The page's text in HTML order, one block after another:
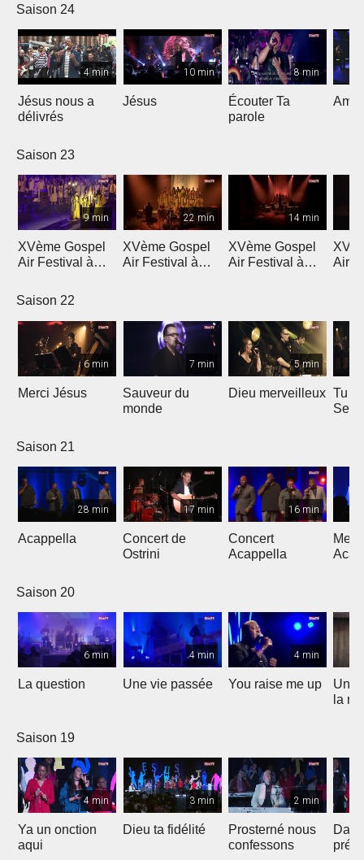
Saison 24
4 min
Jésus nous a
délivrés
10 min
Jésus
8 min
Écouter Ta
parole
Ami
Saison 23
9 min
XVème Gospel
Air Festival à
22 min
XVème Gospel
Air Festival à
14 min
XVème Gospel
Air Festival à
Air
Saison 22
6 min
Merci Jésus
7 min
Sauveur du
monde
5 min
Dieu merveilleux Tu
Saison 21
28 min
Acappella
17 min
Concert de
Ostrini
16 min
Concert
Acappella
Saison 20
6 min
La question
4 min
Une vie passée
4 min
You raise me up
Une
la
Saison 19
4 min
Ya un onction
aqui
3 min
Dieu ta fidélité
2 min
Prosterné nous
confessons